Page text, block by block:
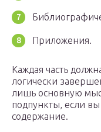
Приложения.
Каждая часть
логически
лишь основную
подпункты, если
содержание.